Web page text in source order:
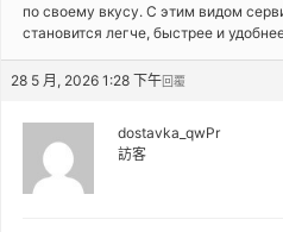
по своему вкусу. С этим видом
становится легче, быстрее и
28 5 月, 2026 1:28 下午回覆
dostavka_qwPr
訪客